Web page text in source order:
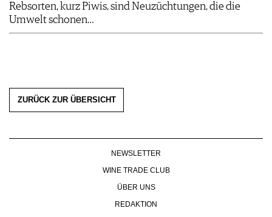
Rebsorten, kurz Piwis, sind Neuzüchtungen, die die
Umwelt schonen…
ZURÜCK ZUR ÜBERSICHT
NEWSLETTER
WINE TRADE CLUB
ÜBER UNS
REDAKTION